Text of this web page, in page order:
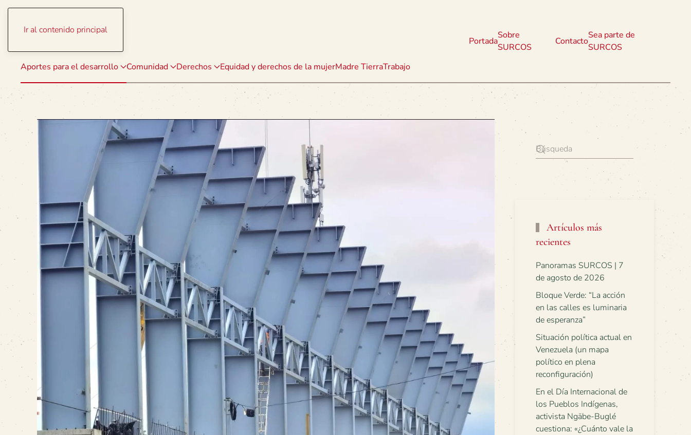
Ir al contenido principal
Aportes para el desarrollo Comunidad Derechos Equidad y derechos de la mujerMadre TierraTrabajo
Portada
Sobre
SURCOS
Contacto
Sea parte de
SURCOS
Artículos más
recientes
Panoramas SURCOS | 7
de agosto de 2026
Bloque Verde: “La acción
en las calles es luminaria
de esperanza”
Situación política actual en
Venezuela (un mapa
político en plena
reconfiguración)
En el Día Internacional de
los Pueblos Indígenas,
activista Ngäbe-Buglé
cuestiona: «¿Cuánto vale la